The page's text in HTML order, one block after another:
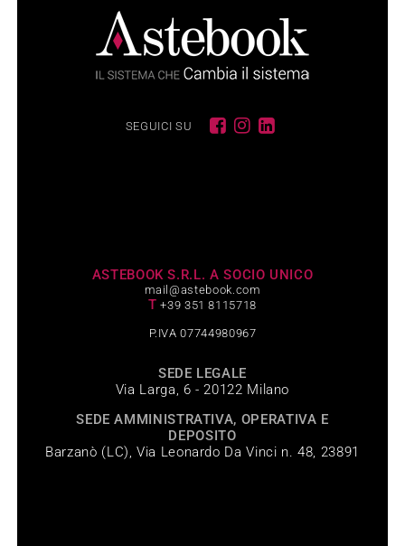
SEGUICI SU
ASTEBOOK S.R.L. A SOCIO UNICO
mail@astebook.com
T +39 351 8115718
P.IVA 07744980967
SEDE LEGALE
Via Larga, 6 - 20122 Milano
SEDE AMMINISTRATIVA, OPERATIVA E
DEPOSITO
Barzanò (LC), Via Leonardo Da Vinci n. 48, 23891